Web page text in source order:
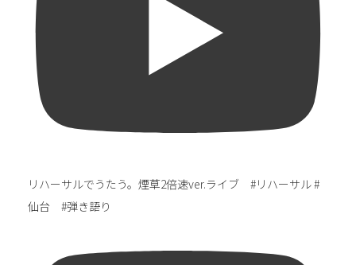
リハーサルでうたう。煙草2倍速ver.ライブ #リハーサル #
仙台 #弾き語り